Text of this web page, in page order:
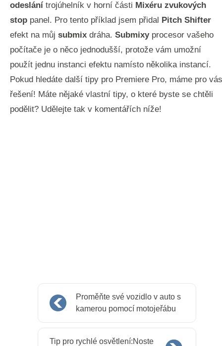
odeslání trojúhelník v horní části Mixéru zvukových
stop panel. Pro tento příklad jsem přidal Pitch Shifter
efekt na můj submix dráha. Submixyprocesor vašeho
počítače je o něco jednodušší, protože vám umožní
použít jednu instanci efektu namísto několika instancí.
Pokud hledáte další tipy pro Premiere Pro, máme pro vás
řešení! Máte nějaké vlastní tipy, o které byste se chtěli
podělit? Udělejte tak v komentářích níže!
Proměňte své vozidlo v auto s
kamerou pomocí motojeřábu
Tip pro rychlé osvětlení:Noste